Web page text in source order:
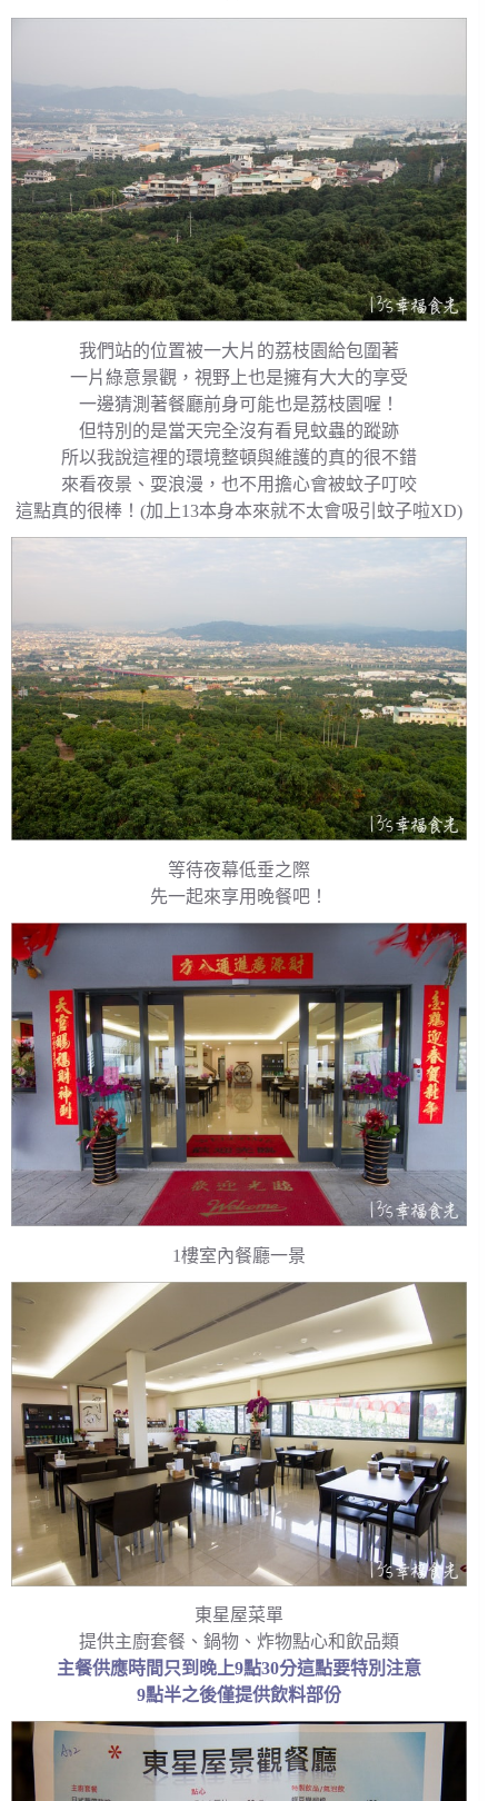
我們站的位置被一大片的荔枝園給包圍著
一片綠意景觀，視野上也是擁有大大的享受
一邊猜測著餐廳前身可能也是荔枝園喔！
但特別的是當天完全沒有看見蚊蟲的蹤跡
所以我說這裡的環境整頓與維護的真的很不錯
來看夜景、耍浪漫，也不用擔心會被蚊子叮咬
這點真的很棒！(加上13本身本來就不太會吸引蚊子啦XD)
等待夜幕低垂之際
先一起來享用晚餐吧！
1樓室內餐廳一景
東星屋菜單
提供主廚套餐、鍋物、炸物點心和飲品類
主餐供應時間只到晚上9點30分這點要特別注意
9點半之後僅提供飲料部份